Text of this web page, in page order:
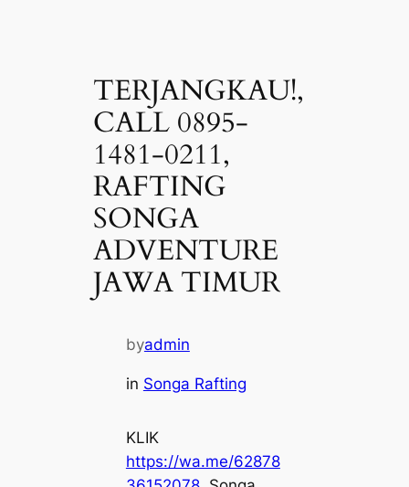
TERJANGKAU!,
CALL 0895-
1481-0211,
RAFTING
SONGA
ADVENTURE
JAWA TIMUR
byadmin
in Songa Rafting
KLIK
https://wa.me/62878